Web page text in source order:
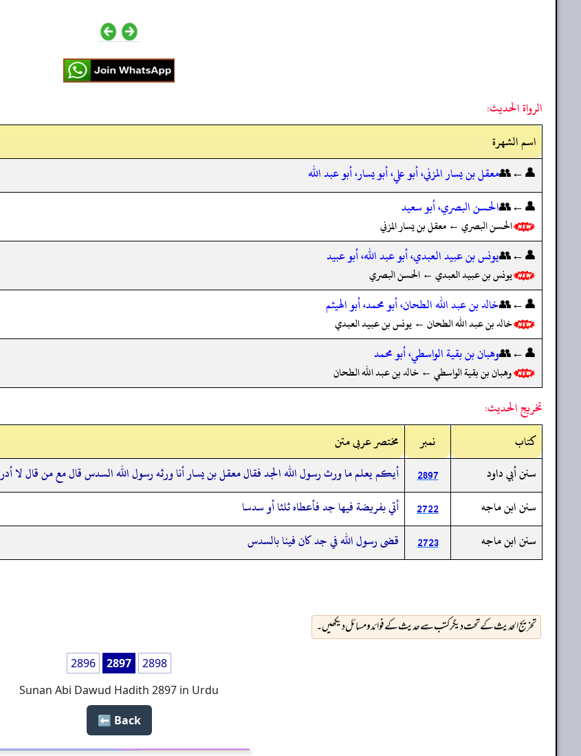
الرواة الحديث:
اسم الشهرة
👤←👥معقل بن يسار المزني، أبو علي، أبو يسار، أبو عبد الله
👤←👥الحسن البصري، أبو سعيد
الحسن البصري ← معقل بن يسار المزني
👤←👥يونس بن عبيد العبدي، أبو عبد الله، أبو عبيد
يونس بن عبيد العبدي ← الحسن البصري
👤←👥خالد بن عبد الله الطحان، أبو محمد، أبو الهيثم
خالد بن عبد الله الطحان ← يونس بن عبيد العبدي
👤←👥وهبان بن بقية الواسطي، أبو محمد
وهبان بن بقية الواسطي ← خالد بن عبد الله الطحان
تخريج الحديث:
کتاب
نمبر
مختصر عربی متن
سنن أبي داود
2897
أيكم يعلم ما ورث رسول الله الجد فقال معقل بن يسار أنا ورثه رسول الله السدس قال مع من قال لا
سنن ابن ماجه
2722
أتي بفريضة فيها جد فأعطاه ثلثا أو سدسا
سنن ابن ماجه
2723 قضى رسول الله في جد كان فينا بالسدس
تخریج الحدیث کے تحت دیگر کتب سے حدیث کے فوائد و مسائل دیکھیں۔
2896 2897
2898
Sunan Abi Dawud Hadith 2897 in Urdu
Back ⬅️